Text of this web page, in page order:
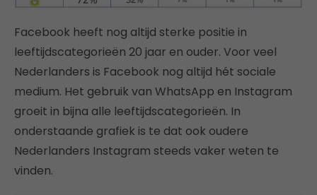
Facebook heeft nog altijd sterke positie in
leeftijdscategorieën 20 jaar en ouder. Voor veel
Nederlanders is Facebook nog altijd hét sociale
medium. Het gebruik van WhatsApp en Instagram
groeit in bijna alle leeftijdscategorieën. In
onderstaande grafiek is te dat ook oudere
Nederlanders Instagram steeds vaker weten te
vinden.